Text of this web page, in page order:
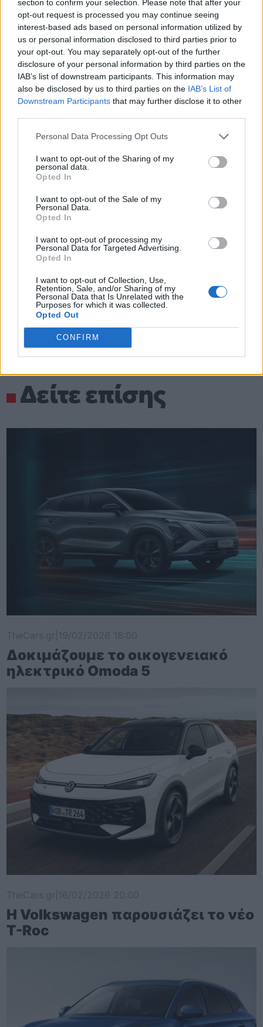
section to confirm your selection. Please note that after your
opt-out request is processed you may continue seeing
interest-based ads based on personal information utilized by
us or personal information disclosed to third parties prior to
your opt-out. You may separately opt-out of the further
disclosure of your personal information by third parties on the
IAB’s list of downstream participants. This information may
also be disclosed by us to third parties on the IAB’s List of
Downstream Participants that may further disclose it to other
Personal Data Processing Opt Outs
I want to opt-out of the Sharing of my
personal data.
Opted In
I want to opt-out of the Sale of my
Personal Data.
Opted In
I want to opt-out of processing my
Personal Data for Targeted Advertising.
Opted In
I want to opt-out of Collection, Use,
Retention, Sale, and/or Sharing of my
Personal Data that Is Unrelated with the
Purposes for which it was collected.
Opted Out
CONFIRM
καταναλωτές, και αποτελούν μια
ελκυστική πρόταση αξίας. Και αυτά
είναι που πρέπει να ανησυχούν
πραγματικά οι Ευρωπαίοι
κατασκευαστές», είπε.
Το άρθρο δημοσιεύτηκε αρχικά στο
Fortune.com.
Πηγή: www.finance.yahoo.com
PorscheVolkswagen
Δείτε επίσης
Δοκιμάζουμε το οικογενειακό
ηλεκτρικό Omoda 5
Η Volkswagen παρουσιάζει το νέο
T-Roc